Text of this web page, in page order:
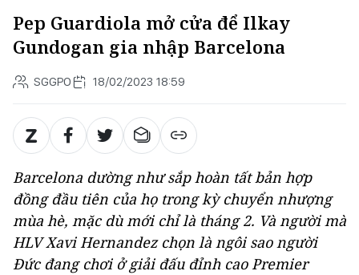
Pep Guardiola mở cửa để Ilkay
Gundogan gia nhập Barcelona
SGGPO 18/02/2023 18:59
Barcelona dường như sắp hoàn tất bản hợp
đồng đầu tiên của họ trong kỳ chuyển nhượng
mùa hè, mặc dù mới chỉ là tháng 2. Và người mà
HLV Xavi Hernandez chọn là ngôi sao người
Đức đang chơi ở giải đấu đỉnh cao Premier